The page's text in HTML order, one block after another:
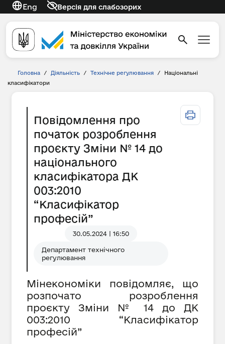
Eng Версія для слабозорих
Головна / Діяльність / Технічне регулювання /
Національні
класифікатори
Повідомлення про
початок розроблення
проєкту Зміни № 14 до
національного
класифікатора ДК
003:2010
“Класифікатор
професій”
30.05.2024 | 16:50
Департамент технічного
регулювання
Мінекономіки повідомляє, що
розпочато розроблення
проєкту Зміни № 14 до ДК
003:2010 “Класифікатор
професій”